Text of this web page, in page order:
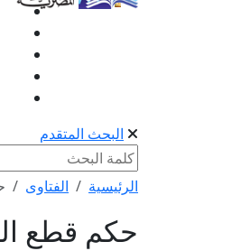
البحث المتقدم
الرئيسية الفتاوى
حكم قطع